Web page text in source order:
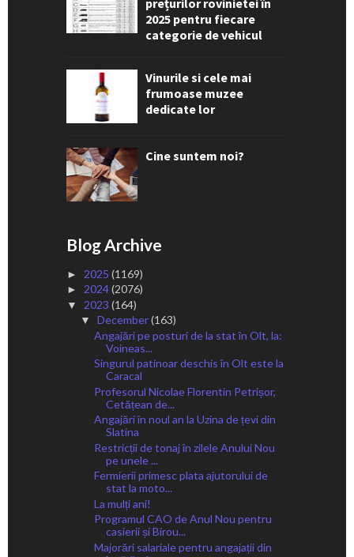
2025 pentru fiecare
categorie de vehicul
Vinurile si cele mai
frumoase muzee
dedicate lor
Cine suntem noi?
Blog Archive
► 2025 (1169)
► 2024(2076)
▼ 2023 (164)
▼ December(163)
Angajări pe posturi de la stat în Olt, la:
Voineas...
Singurul patinoar deschis în Olt este la
Caracal
Profesorul Nicolae Florentin Petrișor,
Cetățean de...
Angajări în noul an la Uzina de țevi din
Slatina
Restricții de tonaj în zilele Anului Nou
pe unele ...
Fermierii primesc plata ajutorului de
stat la moto...
La mulți ani!
Programul CAO de Anul Nou pentru
casierii și Birou...
Majorări salariale pentru angajații din